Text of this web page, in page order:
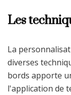
Les
La
diverses
bords apporte
l'application de